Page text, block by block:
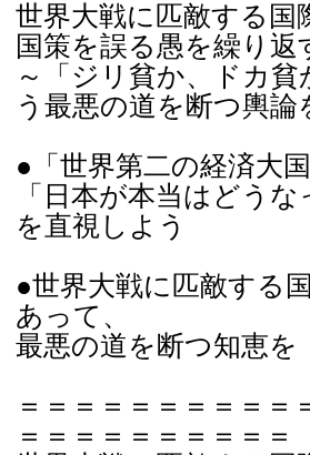
世界大戦に匹敵する国
国策を誤る愚を繰り返
～「ジリ貧か、ドカ
う最悪の道を断つ輿論
●「世界第二の経済大
「日本が本当はどう
を直視しよう
●世界大戦に匹敵する
あって、
最悪の道を断つ知恵を
＝＝＝＝＝＝＝＝＝＝
＝＝＝＝＝＝＝＝＝＝